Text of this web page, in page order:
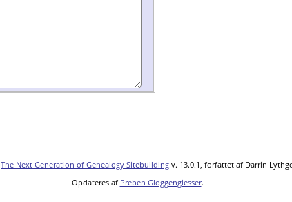
The Next Generation of Genealogy Sitebuilding v. 13.0.1, forfattet af Darrin
Opdateres af Preben Gloggengiesser.